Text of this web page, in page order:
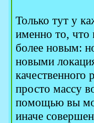
Только тут у
именно то, что
более новым:
новыми
качественного
просто массу
помощью вы
иначе